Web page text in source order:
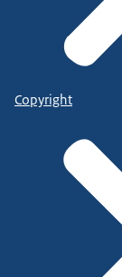
Copyright